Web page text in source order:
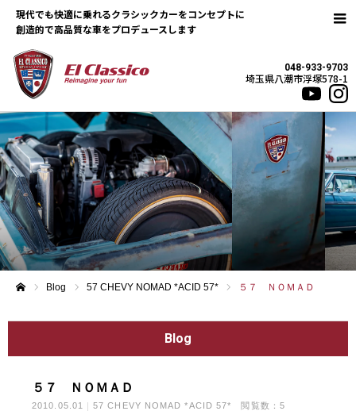
現代でも快適に乗れるクラシックカーをコンセプトに
048-933-9703
埼玉県八潮市浮塚578-1
Blog 57 CHEVY NOMAD *ACID 57* ５７ ＮＯＭＡＤ
Blog
５７ ＮＯＭＡＤ
2010.05.01 57 CHEVY NOMAD *ACID 57* 閲覧数：5